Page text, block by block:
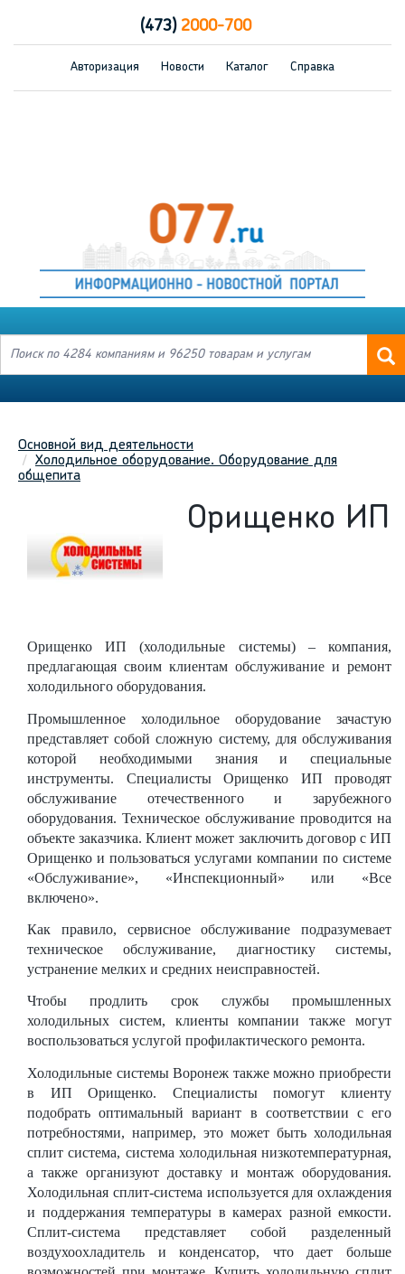
(473)2000-700
Авторизация Новости Каталог Справка
Основной вид деятельности
Холодильное оборудование. Оборудование для
общепита
Орищенко ИП
Орищенко ИП (холодильные системы) – компания,
предлагающая своим клиентам обслуживание и ремонт
холодильного оборудования.
Промышленное холодильное оборудование зачастую
представляет собой сложную систему, для обслуживания
которой необходимыми знания и специальные
инструменты. Специалисты Орищенко ИП проводят
обслуживание отечественного и зарубежного
оборудования. Техническое обслуживание проводится на
объекте заказчика. Клиент может заключить договор с ИП
Орищенко и пользоваться услугами компании по системе
«Обслуживание», «Инспекционный» или «Все
включено».
Как правило, сервисное обслуживание подразумевает
техническое обслуживание, диагностику системы,
устранение мелких и средних неисправностей.
Чтобы продлить срок службы промышленных
холодильных систем, клиенты компании также могут
воспользоваться услугой профилактического ремонта.
Холодильные системы Воронеж также можно приобрести
в ИП Орищенко. Специалисты помогут клиенту
подобрать оптимальный вариант в соответствии с его
потребностями, например, это может быть холодильная
сплит система, система холодильная низкотемпературная,
а также организуют доставку и монтаж оборудования.
Холодильная сплит-система используется для охлаждения
и поддержания температуры в камерах разной емкости.
Сплит-система представляет собой разделенный
воздухоохладитель и конденсатор, что дает больше